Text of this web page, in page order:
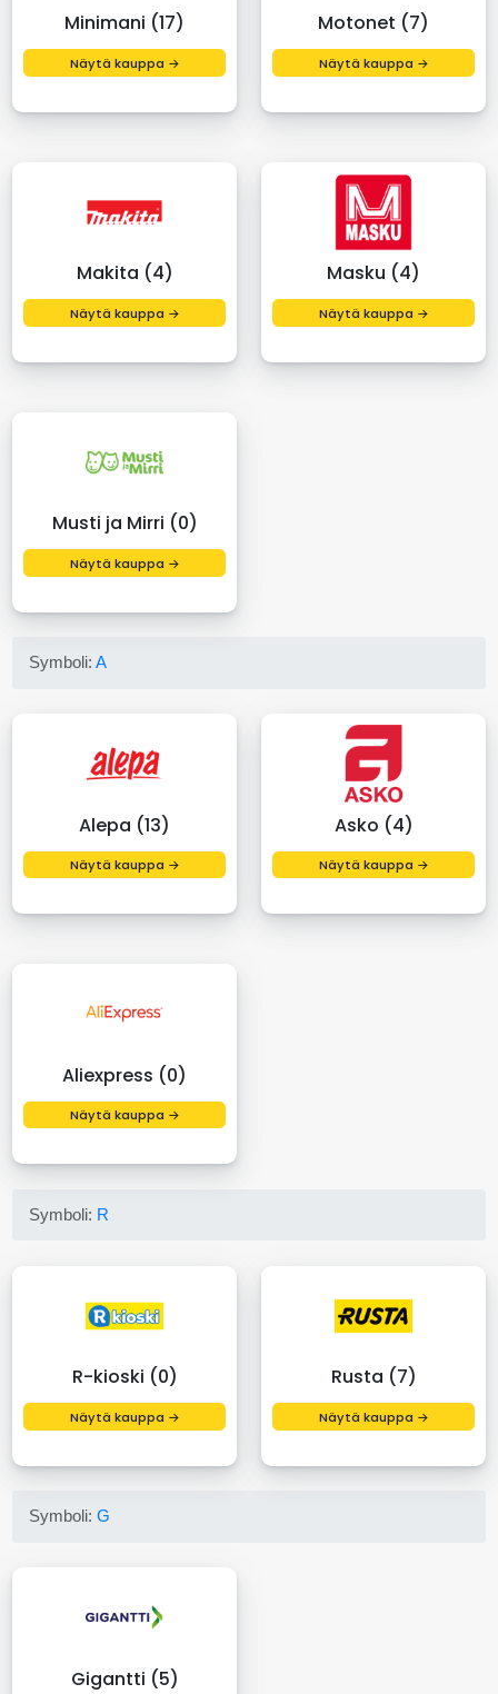
Minimani (17)
Näytä kauppa →
Motonet (7)
Näytä kauppa →
Makita (4)
Näytä kauppa →
Masku (4)
Näytä kauppa →
Musti ja Mirri (0)
Näytä kauppa →
Symboli:A
Alepa (13)
Näytä kauppa →
Asko (4)
Näytä kauppa →
Aliexpress (0)
Näytä kauppa →
Symboli: R
R-kioski (0)
Näytä kauppa →
Rusta (7)
Näytä kauppa →
Symboli:G
Gigantti (5)